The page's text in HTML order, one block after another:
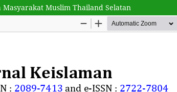
Muslim Thailand Selatan